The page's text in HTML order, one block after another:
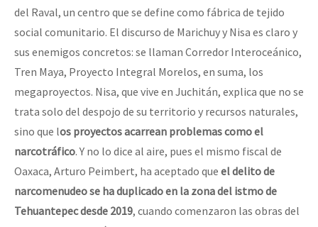
del Raval, un centro que se define como fábrica de tejido
social comunitario. El discurso de Marichuy y Nisa es claro y
sus enemigos concretos: se llaman Corredor Interoceánico,
Tren Maya, Proyecto Integral Morelos, en suma, los
megaproyectos. Nisa, que vive en Juchitán, explica que no se
trata solo del despojo de su territorio y recursos naturales,
sino que los proyectos acarrean problemas como el
narcotráfico. Y no lo dice al aire, pues el mismo fiscal de
Oaxaca, Arturo Peimbert, ha aceptado que el delito de
narcomenudeo se ha duplicado en la zona del istmo de
Tehuantepec desde 2019, cuando comenzaron las obras del